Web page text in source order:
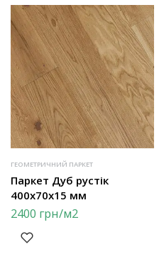
ГЕОМЕТРИЧНИЙ ПАРКЕТ
Паркет Дуб рустік
400х70х15 мм
2400 грн/м2